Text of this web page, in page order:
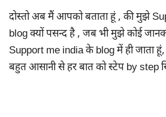
दोस्तो अब मैं आपको बताता हूं , की मुझे
blog क्यों पसन्द है , जब भी मुझे कोई
Support me india के blog में ही जाता
बहुत आसानी से हर बात को स्टेप by step